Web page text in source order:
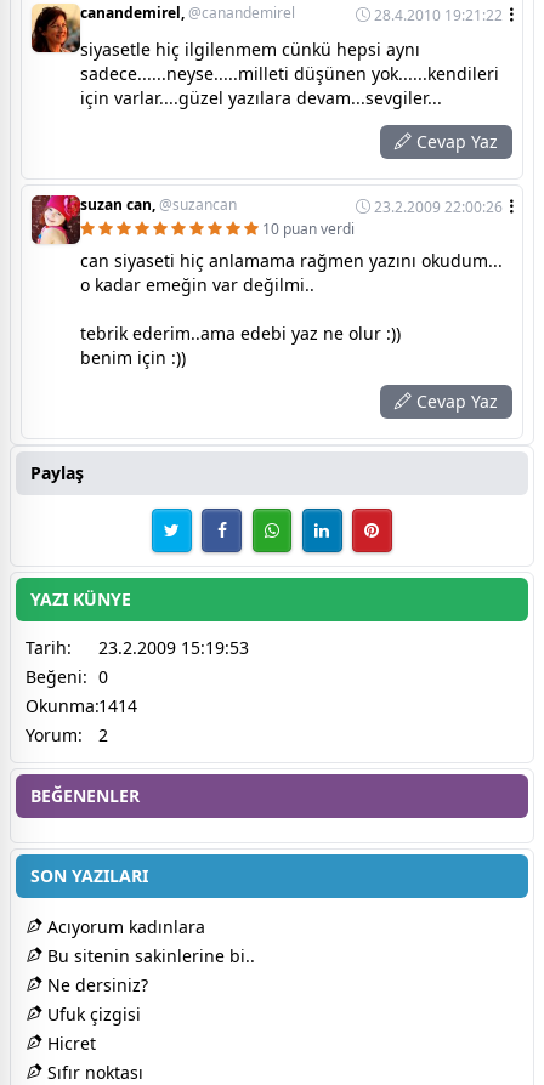
canandemirel,@canandemirel 28.4.2010 19:21:22
siyasetle hiç ilgilenmem cünkü hepsi aynı
sadece......neyse.....milleti düşünen yok......kendileri
için varlar....güzel yazılara devam...sevgiler...
Cevap Yaz
suzan can,@suzancan
23.2.2009 22:00:26
10 puan verdi
can siyaseti hiç anlamama rağmen yazını okudum...
o kadar emeğin var değilmi..
tebrik ederim..ama edebi yaz ne olur :))
benim için :))
Cevap Yaz
Paylaş
YAZI KÜNYE
Tarih:
23.2.2009 15:19:53
Beğeni: 0
Okunma:1414
Yorum:
2
BEĞENENLER
SON YAZILARI
Acıyorum kadınlara
Bu sitenin sakinlerine bi..
Ne dersiniz?
Ufuk çizgisi
Hicret
Sıfır noktası